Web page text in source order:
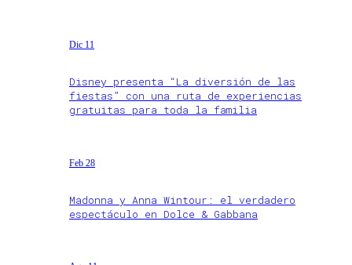
Dic 11
Disney presenta “La diversión de las
fiestas” con una ruta de experiencias
gratuitas para toda la familia
Feb 28
Madonna y Anna Wintour: el verdadero
espectáculo en Dolce & Gabbana